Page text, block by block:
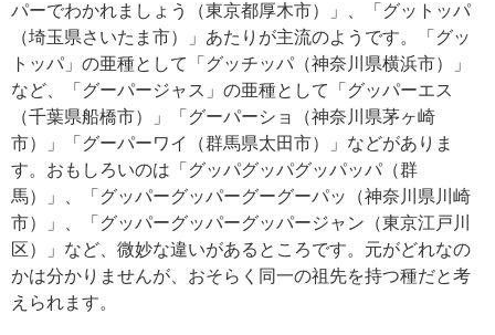
パーでわかれましょう（東京都厚木市）」、「グットッパ
（埼玉県さいたま市）」あたりが主流のようです。「グッ
トッパ」の亜種として「グッチッパ（神奈川県横浜市）」
など、「グーパージャス」の亜種として「グッパーエス
（千葉県船橋市）」「グーパーショ（神奈川県茅ヶ崎
市）」「グーパーワイ（群馬県太田市）」などがありま
す。おもしろいのは「グッパグッパグッパッパ（群
馬）」、「グッパーグッパーグーグーパッ（神奈川県川崎
市）」、「グッパーグッパーグッパージャン（東京江戸川
区）」など、微妙な違いがあるところです。元がどれなの
かは分かりませんが、おそらく同一の祖先を持つ種だと考
えられます。